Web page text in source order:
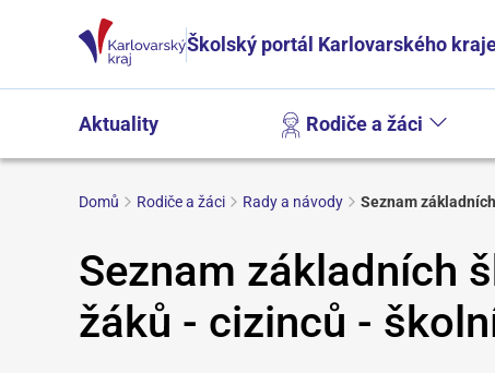
Školský portál Karlovarského
Aktuality Rodiče a žáci
Domů Rodiče a žáci Rady a návody Seznam
Seznam základních
žáků - cizinců -